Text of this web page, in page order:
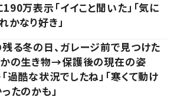
万表示「イイこと聞いた」「気に
かなり好き」
る冬の日、ガレージ前で見つけた
かの生き物→保護後の現在の姿
過酷な状況でしたね」「寒くて動け
たのかも」